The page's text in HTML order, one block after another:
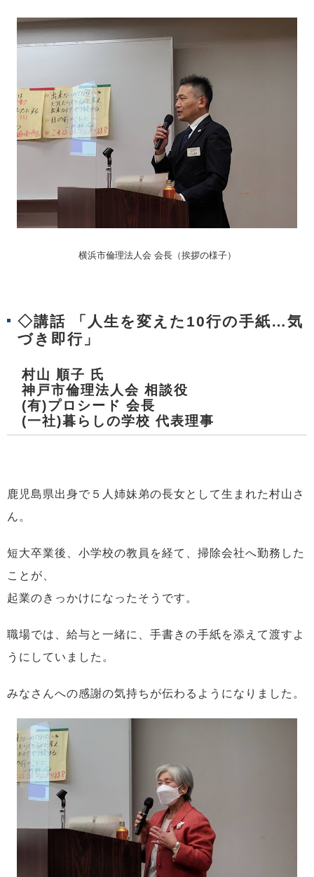
横浜市倫理法人会 会長（挨拶の様子）
◇講話 「人生を変えた10行の手紙…気
づき即行」
村山 順子 氏
神戸市倫理法人会 相談役
(有)プロシード 会長
(一社)暮らしの学校 代表理事
鹿児島県出身で５人姉妹弟の長女として生まれた村山さ
ん。
短大卒業後、小学校の教員を経て、掃除会社へ勤務した
ことが、
起業のきっかけになったそうです。
職場では、給与と一緒に、手書きの手紙を添えて渡すよ
うにしていました。
みなさんへの感謝の気持ちが伝わるようになりました。